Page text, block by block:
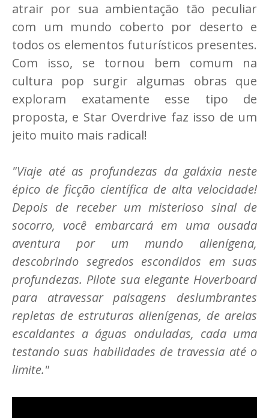
atrair por sua ambientação tão peculiar
com um mundo coberto por deserto e
todos os elementos futurísticos presentes.
Com isso, se tornou bem comum na
cultura pop surgir algumas obras que
exploram exatamente esse tipo de
proposta, e Star Overdrive faz isso de um
jeito muito mais radical!
"Viaje até as profundezas da galáxia neste
épico de ficção científica de alta velocidade!
Depois de receber um misterioso sinal de
socorro, você embarcará em uma ousada
aventura por um mundo alienígena,
descobrindo segredos escondidos em suas
profundezas. Pilote sua elegante Hoverboard
para atravessar paisagens deslumbrantes
repletas de estruturas alienígenas, de areias
escaldantes a águas onduladas, cada uma
testando suas habilidades de travessia até o
limite."